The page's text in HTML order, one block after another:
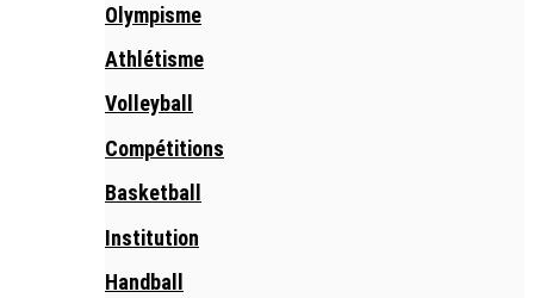
Olympisme
Athlétisme
Volleyball
Compétitions
Basketball
Institution
Handball